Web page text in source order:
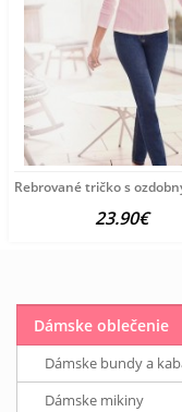
Rebrované tričko s
23.90€
Dámske oblečenie
Dámske bundy a
Dámske mikiny